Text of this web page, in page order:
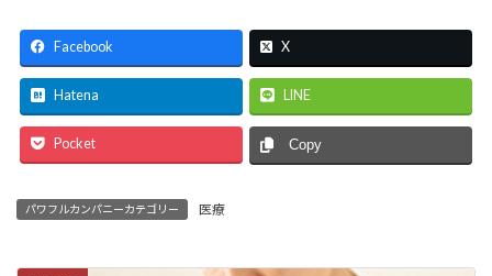
Facebook X
Hatena LINE
Pocket Copy
パワフルカンパニーカテゴリー 医療